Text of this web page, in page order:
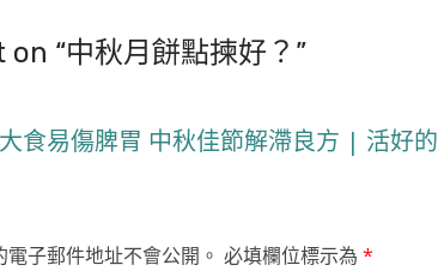
on “中秋月餅點揀好？ ”
食易傷脾胃 中秋佳節解滯良方 | 活好的
子郵件地址不會公開。 必填欄位標示為 *